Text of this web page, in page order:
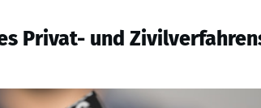
Privat- und